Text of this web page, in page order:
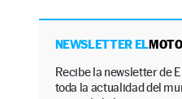
NEWSLETTER EL
Recibe la newsletter de
toda la actualidad del